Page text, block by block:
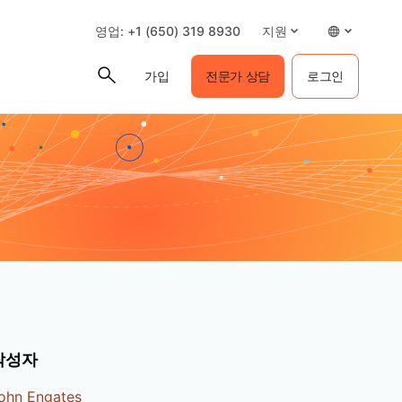
영업: +1 (650) 319 8930 지원
가입 전문가 상담 로그인
성자
Engates